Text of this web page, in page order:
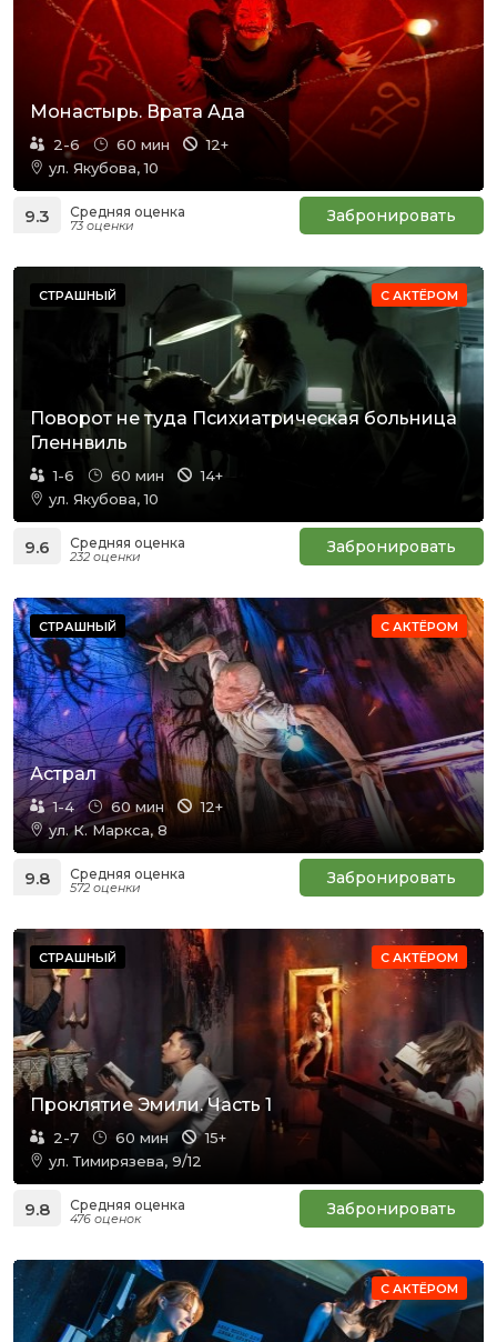
Монастырь. Врата Ада
2-6 60 мин
12+
ул. Якубова, 10
9.3 Средняя оценка
73 оценки Забронировать
С АКТЁРОМ
СТРАШНЫЙ
Поворот не туда Психиатрическая больница
Гленнвиль
1-6 60 мин
14+
ул. Якубова, 10
9.6 Средняя оценка
232 оценки Забронировать
С АКТЁРОМ
СТРАШНЫЙ
Астрал
1-4 60 мин
12+
ул. К. Маркса, 8
9.8 Средняя оценка
572 оценки Забронировать
С АКТЁРОМ
СТРАШНЫЙ
Проклятие Эмили. Часть 1
2-7 60 мин
15+
ул. Тимирязева, 9/12
9.8 Средняя оценка
476 оценок Забронировать
С АКТЁРОМ